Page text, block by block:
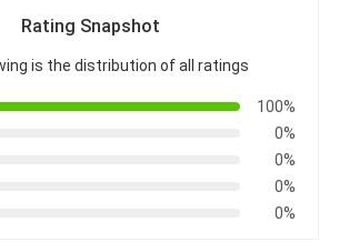
Rating Snapshot
is the distribution of all ratings
100%
0%
0%
0%
0%